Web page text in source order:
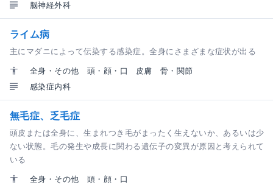
脳神経外科
ライム病
主にマダニによって伝染する感染症。全身にさまざまな症状が出る
全身・その他 頭・顔・口 皮膚
骨・関節
感染症内科
無毛症、乏毛症
頭皮または全身に、生まれつき毛がまったく生えないか、あるいは少
ない状態。毛の発生や成長に関わる遺伝子の変異が原因と考えられて
いる
全身・その他
頭・顔・口